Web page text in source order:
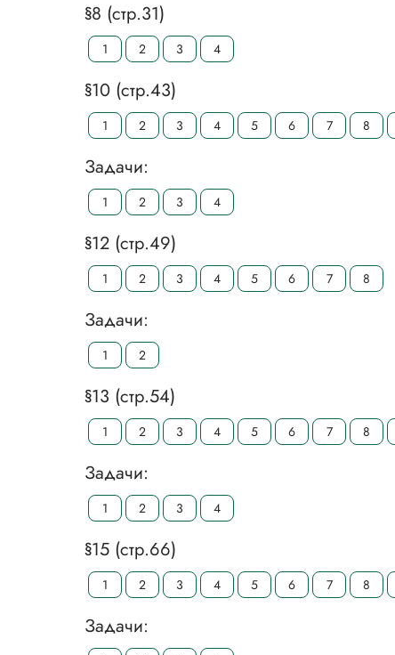
§8 (стр.31)
1 2 3 4
§10 (стр.43)
1 2 3 4 5 6 7 8
Задачи:
1 2 3 4
§12 (стр.49)
1 2 3 4 5 6 7 8
Задачи:
1 2
§13 (стр.54)
1 2 3 4 5 6 7 8
Задачи:
1 2 3 4
§15 (стр.66)
1 2 3 4 5 6 7 8
Задачи: